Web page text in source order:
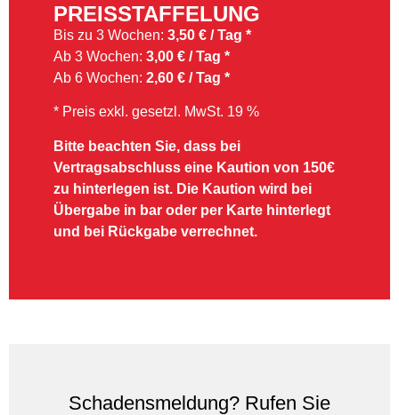
PREISSTAFFELUNG
Bis zu 3 Wochen: 3,50 € / Tag *
Ab 3 Wochen: 3,00 € / Tag *
Ab 6 Wochen: 2,60 € / Tag *
* Preis exkl. gesetzl. MwSt. 19 %
Bitte beachten Sie, dass bei
Vertragsabschluss eine Kaution von 150€
zu hinterlegen ist. Die Kaution wird bei
Übergabe in bar oder per Karte hinterlegt
und bei Rückgabe verrechnet.
Schadensmeldung? Rufen Sie